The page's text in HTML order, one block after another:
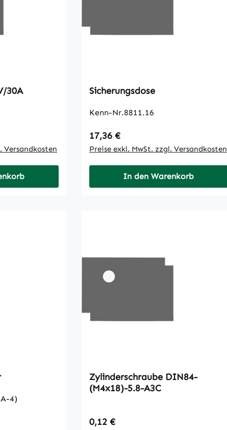
24V/30A
Versandkosten
Sicherungsdose
Kenn-Nr.8811.16
Regulärer Preis:
17,36 €
Preise exkl. MwSt. zzgl. Versandkosten
In den Warenkorb
4)
Zylinderschraube DIN84-
(M4x18)-5.8-A3C
Regulärer Preis:
0,12 €